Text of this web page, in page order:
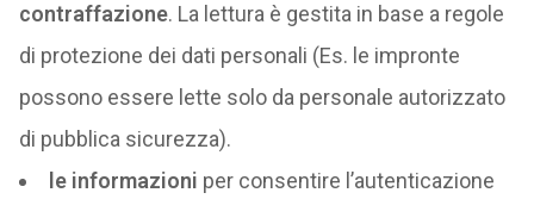
contraffazione. La lettura è gestita in base a regole
di protezione dei dati personali (Es. le impronte
possono essere lette solo da personale autorizzato
di pubblica sicurezza).
le informazioni per consentire l’autenticazione